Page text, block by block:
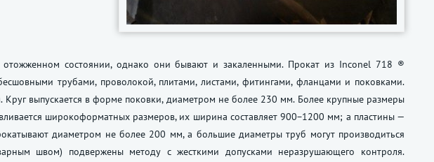
отожженном состоянии, однако они бывают и закаленными. Прокат из Inconel 718 ®
трубами, проволокой, плитами, листами, фитингами, фланцами и поковками.
выпускается в форме поковки, диаметром не более 230 мм. Более крупные размеры
широкоформатных размеров, их ширина составляет 900−1200 мм; а пластины —
диаметром не более 200 мм, а большие диаметры труб могут производиться
швом) подвержены методу с жесткими допусками неразрушающего контроля.